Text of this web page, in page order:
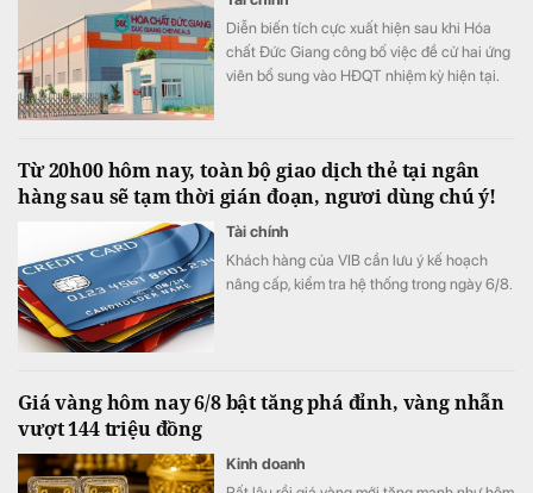
hiện đại và năng động, một điểm đến di sản
giàu bản sắc văn hóa.
Diễn biến tích cực xuất hiện sau khi Hóa
chất Đức Giang công bố việc đề cử hai ứng
viên bổ sung vào HĐQT nhiệm kỳ hiện tại.
Từ 20h00 hôm nay, toàn bộ giao dịch thẻ tại ngân
hàng sau sẽ tạm thời gián đoạn, ngươi dùng chú ý!
Tài chính
Khách hàng của VIB cần lưu ý kế hoạch
nâng cấp, kiểm tra hệ thống trong ngày 6/8.
Giá vàng hôm nay 6/8 bật tăng phá đỉnh, vàng nhẫn
vượt 144 triệu đồng
Kinh doanh